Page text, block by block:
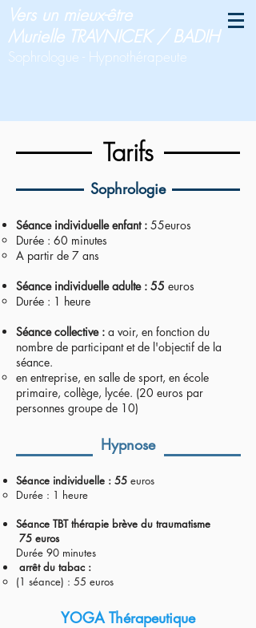
Vers un mieux-être
Murielle TRAVNICEK / BADIH
Sophrologue - Hypnothérapeute
Tarifs
Sophrologie
Séance individuelle enfant : 55euros
Durée : 60 minutes
A partir de 7 ans
Séance individuelle adulte : 55 euros
Durée : 1 heure
Séance collective : a voir, en fonction du
nombre de participant et de l'objectif de la
séance.
en entreprise, en salle de sport, en école
primaire, collège, lycée. (20 euros par
personnes groupe de 10)
Hypnose
Séance individuelle : 55 euros
Durée : 1 heure
Séance TBT thérapie brève du traumatisme
75 euros
Durée 90 minutes​
arrêt du tabac :
(1 séance) : 55 euros
YOGA Thérapeutique